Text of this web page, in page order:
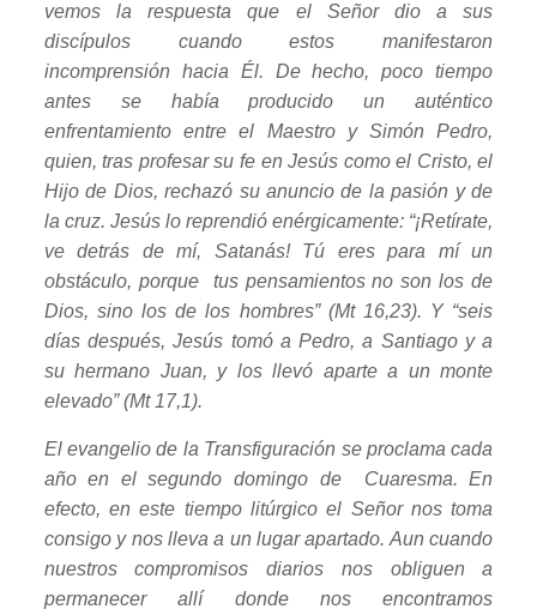
vemos la respuesta que el Señor dio a sus
discípulos cuando estos manifestaron
incomprensión hacia Él. De hecho, poco tiempo
antes se había producido un auténtico
enfrentamiento entre el Maestro y Simón Pedro,
quien, tras profesar su fe en Jesús como el Cristo, el
Hijo de Dios, rechazó su anuncio de la pasión y de
la cruz. Jesús lo reprendió enérgicamente: “¡Retírate,
ve detrás de mí, Satanás! Tú eres para mí un
obstáculo, porque tus pensamientos no son los de
Dios, sino los de los hombres” (Mt 16,23). Y “seis
días después, Jesús tomó a Pedro, a Santiago y a
su hermano Juan, y los llevó aparte a un monte
elevado” (Mt 17,1).
El evangelio de la Transfiguración se proclama cada
año en el segundo domingo de Cuaresma. En
efecto, en este tiempo litúrgico el Señor nos toma
consigo y nos lleva a un lugar apartado. Aun cuando
nuestros compromisos diarios nos obliguen a
permanecer allí donde nos encontramos